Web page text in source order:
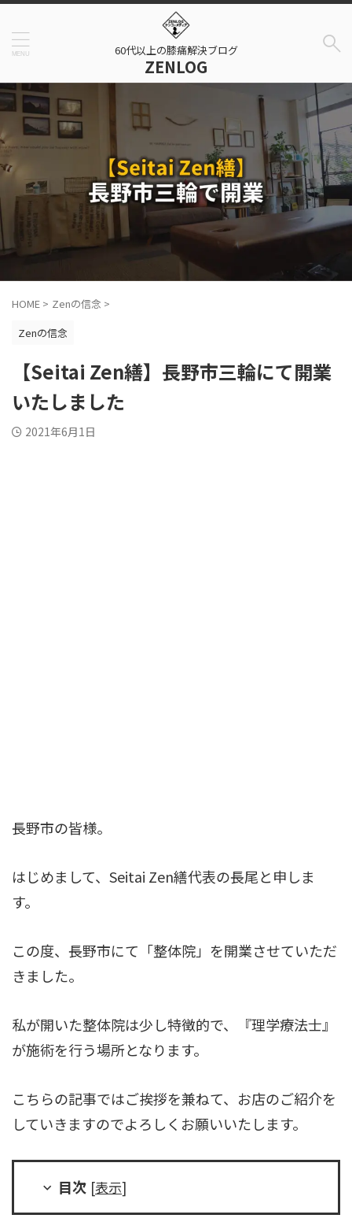
60代以上の膝痛解決ブログ
ZENLOG
HOME > Zenの信念 >
Zenの信念
【Seitai Zen繕】長野市三輪にて開業
いたしました
2021年6月1日
長野市の皆様。
はじめまして、Seitai Zen繕代表の長尾と申しま
す。
この度、長野市にて「整体院」を開業させていただ
きました。
私が開いた整体院は少し特徴的で、『理学療法士』
が施術を行う場所となります。
こちらの記事ではご挨拶を兼ねて、お店のご紹介を
していきますのでよろしくお願いいたします。
目次 [表示]